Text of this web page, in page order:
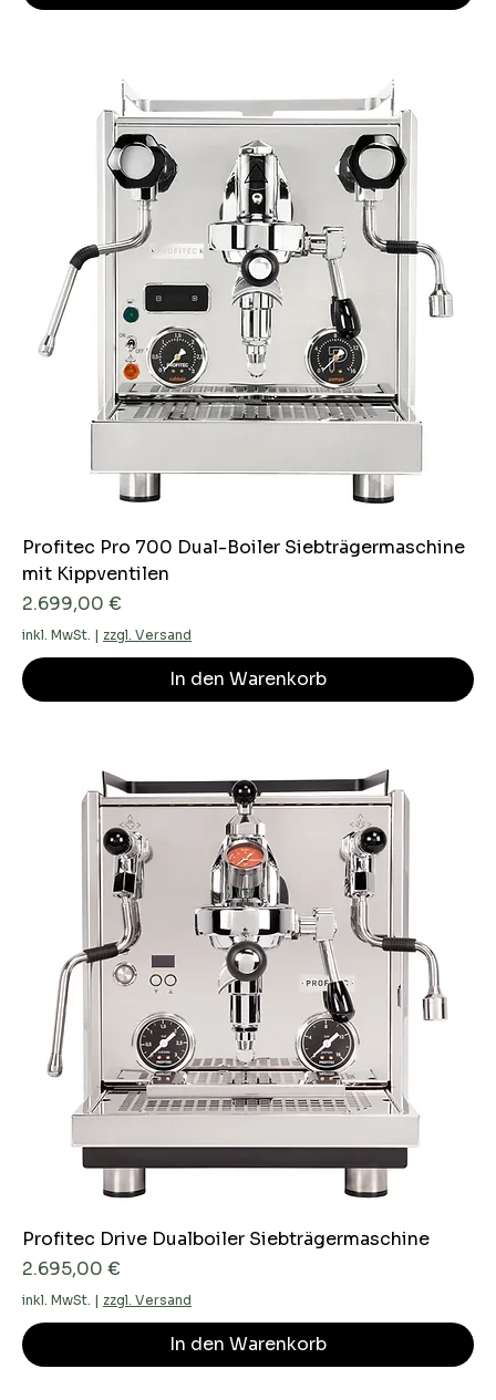
Profitec Pro 700 Dual-Boiler Siebträgermaschine
mit Kippventilen
Preis
2.699,00 €
inkl. MwSt. | zzgl. Versand
In den Warenkorb
Profitec Drive Dualboiler Siebträgermaschine
Preis
2.695,00 €
inkl. MwSt. | zzgl. Versand
In den Warenkorb